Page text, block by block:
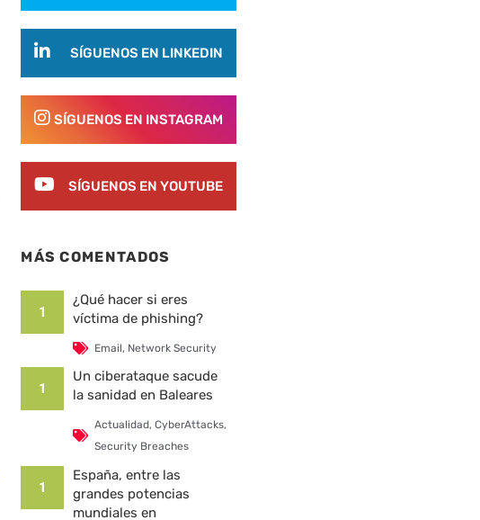
SÍGUENOS EN LINKEDIN
SÍGUENOS EN INSTAGRAM
SÍGUENOS EN YOUTUBE
MÁS COMENTADOS
1
¿Qué hacer si eres
víctima de phishing?
Email, Network Security
1
Un ciberataque sacude
la sanidad en Baleares
Actualidad, CyberAttacks,
Security Breaches
1
España, entre las
grandes potencias
mundiales en